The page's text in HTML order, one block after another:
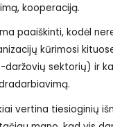
kooperaciją.
paaiškinti, kodėl
kūrimosi
daržovių sektorių) ir
vertina tiesioginių